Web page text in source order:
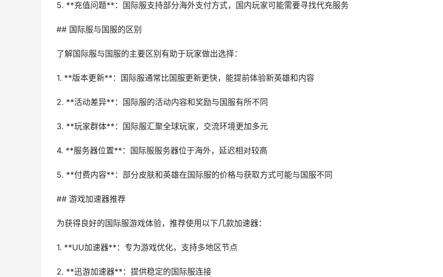
5. **充值问题**：国际服支持部分海外支付方式，国内玩家可能需要寻找代充服务
## 国际服与国服的区别
了解国际服与国服的主要区别有助于玩家做出选择：
1. **版本更新**：国际服通常比国服更新更快，能提前体验新英雄和内容
2. **活动差异**：国际服的活动内容和奖励与国服有所不同
3. **玩家群体**：国际服汇聚全球玩家，交流环境更加多元
4. **服务器位置**：国际服服务器位于海外，延迟相对较高
5. **付费内容**：部分皮肤和英雄在国际服的价格与获取方式可能与国服不同
## 游戏加速器推荐
为获得良好的国际服游戏体验，推荐使用以下几款加速器：
1. **UU加速器**：专为游戏优化，支持多地区节点
2. **迅游加速器**：提供稳定的国际服连接